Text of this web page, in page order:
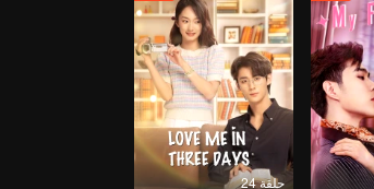
حلقة 24